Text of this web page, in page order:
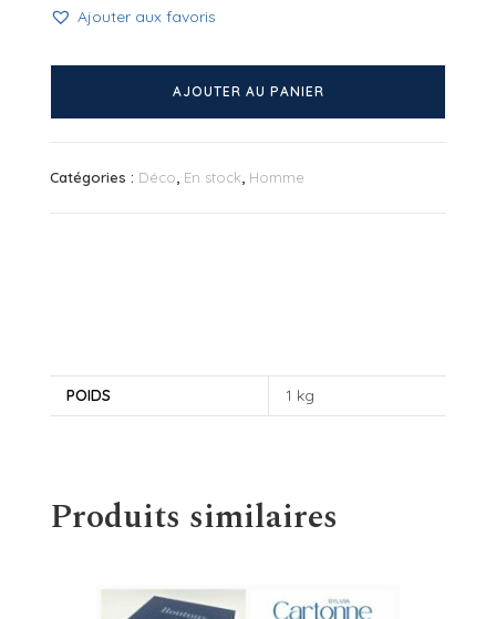
Ajouter aux favoris
Pause
4
AJOUTER AU PANIER
Catégories : Déco En stock Homme
POIDS 1 kg
Produits similaires